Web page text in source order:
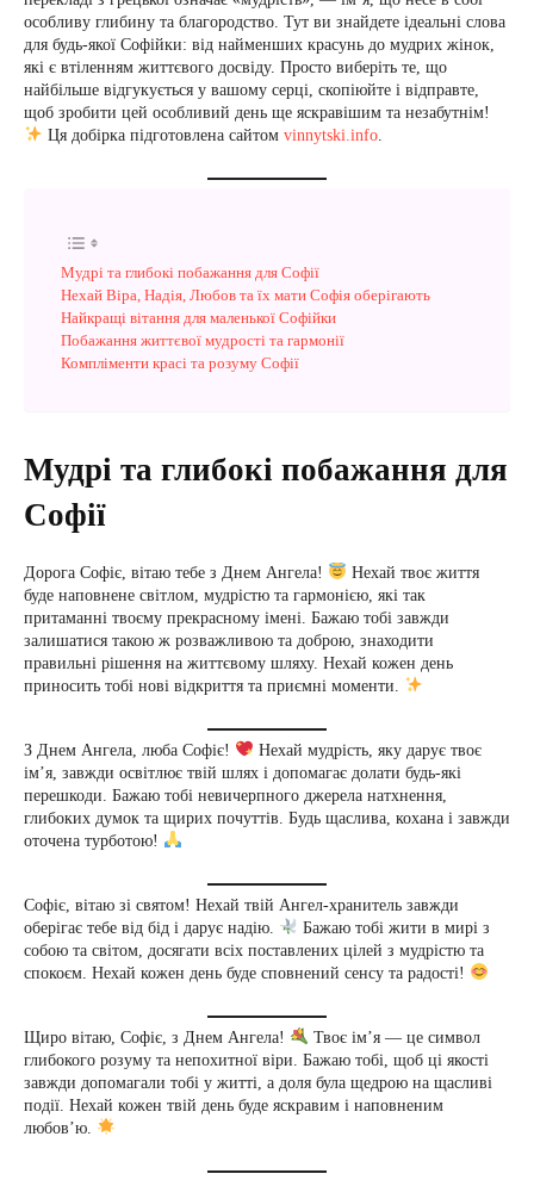
особливу глибину та благородство. Тут ви знайдете ідеальні слова
для будь-якої Софійки: від найменших красунь до мудрих жінок,
які є втіленням життєвого досвіду. Просто виберіть те, що
найбільше відгукується у вашому серці, скопіюйте і відправте,
щоб зробити цей особливий день ще яскравішим та незабутнім!
Ця добірка підготовлена сайтом vinnytski.info.
Мудрі та глибокі побажання для Софії
Нехай Віра, Надія, Любов та їх мати Софія оберігають
Найкращі вітання для маленької Софійки
Побажання життєвої мудрості та гармонії
Компліменти красі та розуму Софії
Мудрі та глибокі побажання для
Софії
Дорога Софіє, вітаю тебе з Днем Ангела!
Нехай твоє життя
буде наповнене світлом, мудрістю та гармонією, які так
притаманні твоєму прекрасному імені. Бажаю тобі завжди
залишатися такою ж розважливою та доброю, знаходити
правильні рішення на життєвому шляху. Нехай кожен день
приносить тобі нові відкриття та приємні моменти.
З Днем Ангела, люба Софіє!
Нехай мудрість, яку дарує твоє
ім’я, завжди освітлює твій шлях і допомагає долати будь-які
перешкоди. Бажаю тобі невичерпного джерела натхнення,
глибоких думок та щирих почуттів. Будь щаслива, кохана і завжди
оточена турботою!
Софіє, вітаю зі святом! Нехай твій Ангел-хранитель завжди
оберігає тебе від бід і дарує надію.
Бажаю тобі жити в мирі з
собою та світом, досягати всіх поставлених цілей з мудрістю та
спокоєм. Нехай кожен день буде сповнений сенсу та радості!
Щиро вітаю, Софіє, з Днем Ангела!
Твоє ім’я — це символ
глибокого розуму та непохитної віри. Бажаю тобі, щоб ці якості
завжди допомагали тобі у житті, а доля була щедрою на щасливі
події. Нехай кожен твій день буде яскравим і наповненим
любов’ю.